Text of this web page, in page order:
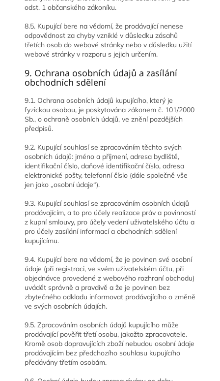
odst. 1 občanského zákoníku.
8.5. Kupující bere na vědomí, že prodávající nenese
odpovědnost za chyby vzniklé v důsledku zásahů
třetích osob do webové stránky nebo v důsledku užití
webové stránky v rozporu s jejich určením.
9. Ochrana osobních údajů a zasílání
obchodních sdělení
9.1. Ochrana osobních údajů kupujícího, který je
fyzickou osobou, je poskytována zákonem č. 101/2000
Sb., o ochraně osobních údajů, ve znění pozdějších
předpisů.
9.2. Kupující souhlasí se zpracováním těchto svých
osobních údajů: jméno a příjmení, adresa bydliště,
identifikační číslo, daňové identifikační číslo, adresa
elektronické pošty, telefonní číslo (dále společně vše
jen jako „osobní údaje“).
9.3. Kupující souhlasí se zpracováním osobních údajů
prodávajícím, a to pro účely realizace práv a povinností
z kupní smlouvy, pro účely vedení uživatelského účtu a
pro účely zasílání informací a obchodních sdělení
kupujícímu.
9.4. Kupující bere na vědomí, že je povinen své osobní
údaje (při registraci, ve svém uživatelském účtu, při
objednávce provedené z webového rozhraní obchodu)
uvádět správně a pravdivě a že je povinen bez
zbytečného odkladu informovat prodávajícího o změně
ve svých osobních údajích.
9.5. Zpracováním osobních údajů kupujícího může
prodávající pověřit třetí osobu, jakožto zpracovatele.
Kromě osob dopravujících zboží nebudou osobní údaje
prodávajícím bez předchozího souhlasu kupujícího
předávány třetím osobám.